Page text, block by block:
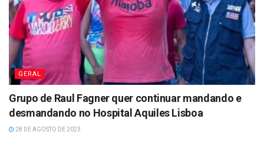
GERAL
Grupo de Raul Fagner quer continuar mandando e
desmandando no Hospital Aquiles Lisboa
28 DE AGOSTO DE 2023